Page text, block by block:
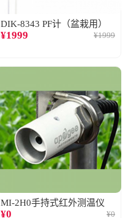
DIK-8343 PF计（盆栽用）
¥1999 ¥1999
MI-2H0手持式红外测温仪
¥0 ¥0